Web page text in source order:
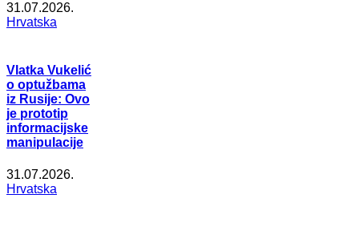
31.07.2026.
Hrvatska
Vlatka Vukelić
o optužbama
iz Rusije: Ovo
je prototip
informacijske
manipulacije
31.07.2026.
Hrvatska